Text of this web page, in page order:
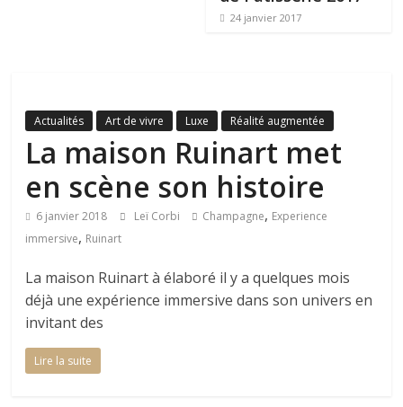
24 janvier 2017
Actualités Art de vivre Luxe Réalité augmentée
La maison Ruinart met
en scène son histoire
6 janvier 2018 Leï Corbi Champagne, Experience
immersive, Ruinart
La maison Ruinart à élaboré il y a quelques mois
déjà une expérience immersive dans son univers en
invitant des
Lire la suite